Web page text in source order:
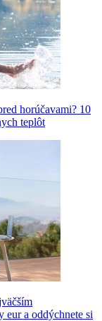
horúčavami? 10
teplôt
eur a oddýchnete si